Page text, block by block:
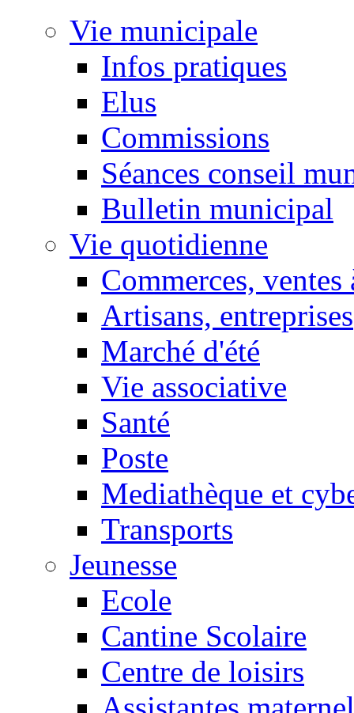
Vie municipale
Infos pratiques
Elus
Commissions
Séances conseil
Bulletin municipal
Vie quotidienne
Commerces, ventes
Artisans, entreprises
Marché d'été
Vie associative
Santé
Poste
Mediathèque et
Transports
Jeunesse
Ecole
Cantine Scolaire
Centre de loisirs